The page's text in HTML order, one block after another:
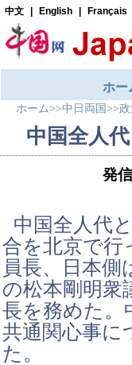
ホーム>>中日両国 >>
中国全人
発
中国全人代
合を北京で行
員長、日本
の松本剛明衆
長を務めた。
共通関心事に
た。